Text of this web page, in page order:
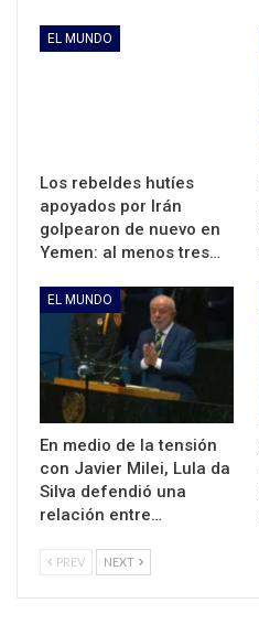
EL MUNDO
Los rebeldes hutíes
apoyados por Irán
golpearon de nuevo en
Yemen: al menos tres…
EL MUNDO
En medio de la tensión
con Javier Milei, Lula da
Silva defendió una
relación entre…
PREV NEXT